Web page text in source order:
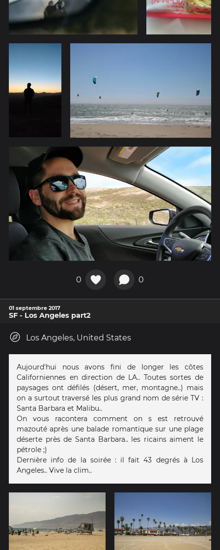
0 0
01 septembre 2017
SF - Los Angeles part2
Los Angeles, United States
Aujourd'hui nous avons fini de longer les côtes
Californiennes en direction de LA.. Toutes sortes de
paysages ont défilés (désert, mer, montagne..) mais
on a surtout traversé les plus grand nom de série TV :
Santa Barbara et Malibu..
On vous racontera comment on s est retrouvé
mazouté après une balade romantique sur une plage
déserte près de Santa Barbara.. les ricains aiment le
pétrole ;)
Dernière info de la soirée : il fait 43 degrés à Los
Angeles.. Vive la clim..